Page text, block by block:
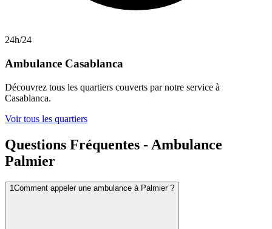
24h/24
Ambulance Casablanca
Découvrez tous les quartiers couverts par notre service à
Casablanca.
Voir tous les quartiers
Questions Fréquentes - Ambulance
Palmier
1Comment appeler une ambulance à Palmier ?